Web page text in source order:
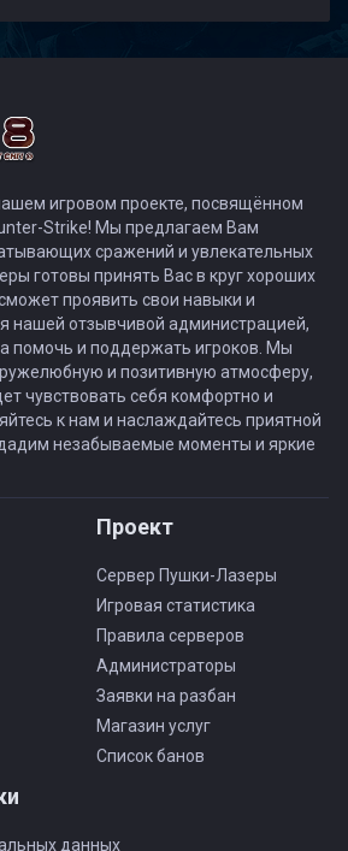
игровом проекте, посвящённом
Strike! Мы предлагаем Вам
сражений и увлекательных
готовы принять Вас в круг хороших
проявить свои навыки и
нашей отзывчивой администрацией,
помочь и поддержать игроков. Мы
и позитивную атмосферу,
чувствовать себя комфортно и
к нам и наслаждайтесь приятной
незабываемые моменты и яркие
Проект
Сервер Пушки-Лазеры
Игровая статистика
Правила серверов
Администраторы
Заявки на разбан
Магазин услуг
Список банов
данных